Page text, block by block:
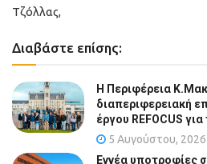
Τζόλλας,
Διαβάστε επίσης:
Η Περιφέρεια
διαπεριφερειακή
έργου REFOCUS
5 Αυγούστου, 2026
Εννέα υποτροφίες